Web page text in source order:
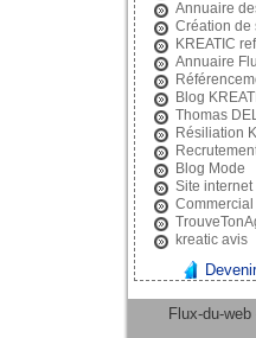
Annuaire
Création de
KREATIC
Annuaire
Blog
Thomas
Résiliation
Blog Mode
Site internet
Commercial
kreatic avis
Flux-du-